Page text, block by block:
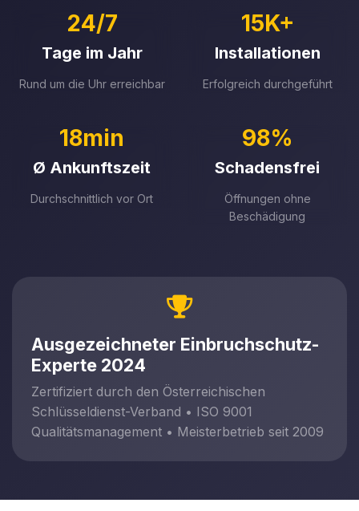
24/7
Tage im Jahr
Rund um die Uhr erreichbar
15K+
Installationen
Erfolgreich durchgeführt
18min
Ø Ankunftszeit
Durchschnittlich vor Ort
98%
Schadensfrei
Öffnungen ohne
Beschädigung
Ausgezeichneter Einbruchschutz-
Experte 2024
Zertifiziert durch den Österreichischen
Schlüsseldienst-Verband • ISO 9001
Qualitätsmanagement • Meisterbetrieb seit 2009